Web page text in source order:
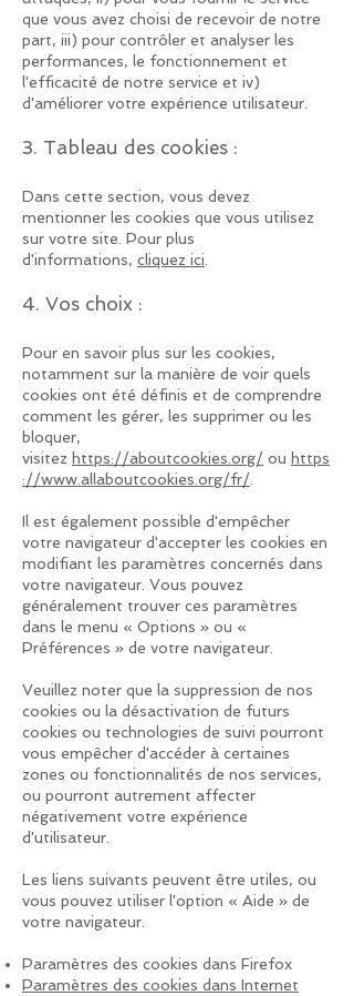
que vous avez choisi de recevoir de notre
part, iii) pour contrôler et analyser les
performances, le fonctionnement et
l'efficacité de notre service et iv)
d'améliorer votre expérience utilisateur.
3. Tableau des cookies :
Dans cette section, vous devez
mentionner les cookies que vous utilisez
sur votre site. Pour plus
d'informations, cliquez ici.
4. Vos choix :
Pour en savoir plus sur les cookies,
notamment sur la manière de voir quels
cookies ont été définis et de comprendre
comment les gérer, les supprimer ou les
bloquer,
visitez https://aboutcookies.org/ ou https
://www.allaboutcookies.org/fr/.
Il est également possible d'empêcher
votre navigateur d'accepter les cookies en
modifiant les paramètres concernés dans
votre navigateur. Vous pouvez
généralement trouver ces paramètres
dans le menu « Options » ou «
Préférences » de votre navigateur.
Veuillez noter que la suppression de nos
cookies ou la désactivation de futurs
cookies ou technologies de suivi pourront
vous empêcher d'accéder à certaines
zones ou fonctionnalités de nos services,
ou pourront autrement affecter
négativement votre expérience
d'utilisateur.
Les liens suivants peuvent être utiles, ou
vous pouvez utiliser l'option « Aide » de
votre navigateur.
Paramètres des cookies dans Firefox
Paramètres des cookies dans Internet